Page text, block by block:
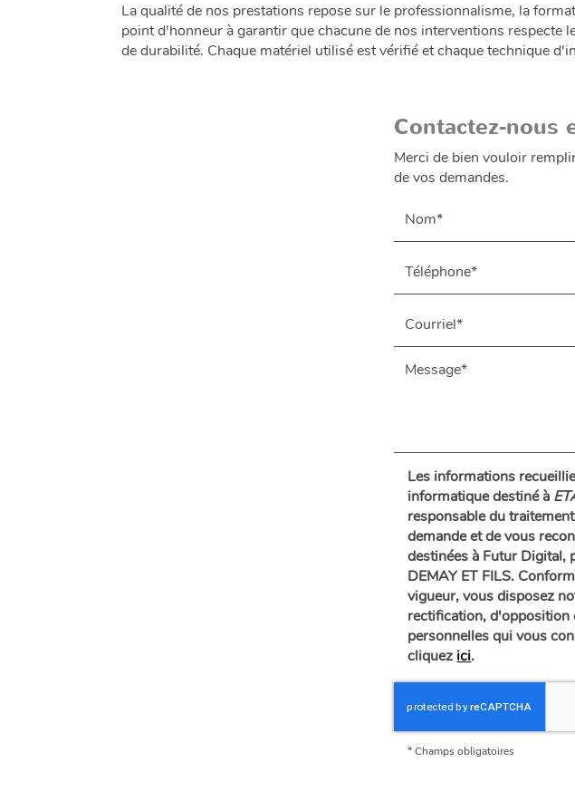
La qualité de nos prestations repose sur le professionnalisme, la
point d'honneur à garantir que chacune de nos interventions
de durabilité. Chaque matériel utilisé est vérifié et chaque technique
Contactez-nous
Merci de bien vouloir
de vos demandes.
Les informations
informatique destiné à
responsable du
demande et de vous
destinées à Futur Digital,
DEMAY ET FILS.
vigueur, vous disposez
rectification, d'opposition
personnelles qui vous
cliquez ici.
*Champs obligatoires